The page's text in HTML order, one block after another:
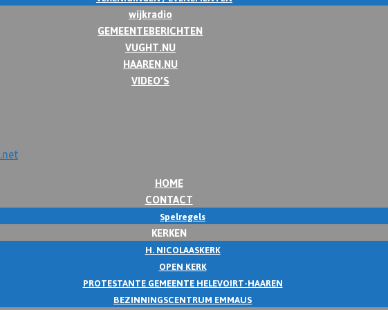
wijkradio
GEMEENTEBERICHTEN
VUGHT.NU
HAAREN.NU
VIDEO’S
HOME
CONTACT
Spelregels
KERKEN
H. NICOLAASKERK
OPEN KERK
PROTESTANTE GEMEENTE HELEVOIRT-HAAREN
BEZINNINGSCENTRUM EMMAUS